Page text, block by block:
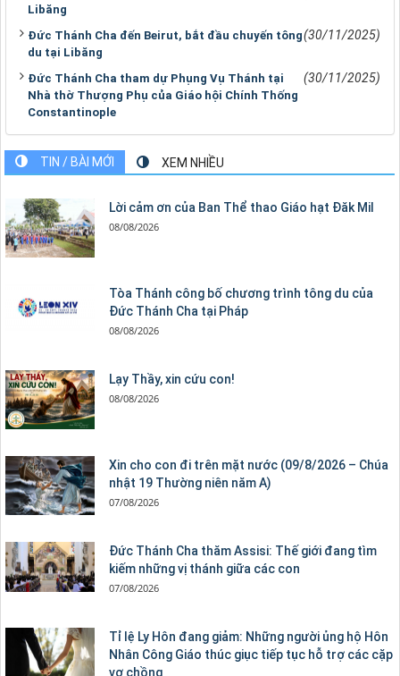
Libăng
Đức Thánh Cha đến Beirut, bắt đầu chuyến tông
du tại Libăng
(30/11/2025)
Đức Thánh Cha tham dự Phụng Vụ Thánh tại
Nhà thờ Thượng Phụ của Giáo hội Chính Thống
Constantinople
(30/11/2025)
TIN / BÀI MỚI XEM NHIỀU
Lời cảm ơn của Ban Thể thao Giáo hạt Đăk Mil
08/08/2026
Tòa Thánh công bố chương trình tông du của
Đức Thánh Cha tại Pháp
08/08/2026
Lạy Thầy, xin cứu con!
08/08/2026
Xin cho con đi trên mặt nước (09/8/2026 – Chúa
nhật 19 Thường niên năm A)
07/08/2026
Đức Thánh Cha thăm Assisi: Thế giới đang tìm
kiếm những vị thánh giữa các con
07/08/2026
Tỉ lệ Ly Hôn đang giảm: Những người ủng hộ Hôn
Nhân Công Giáo thúc giục tiếp tục hỗ trợ các cặp
vợ chồng